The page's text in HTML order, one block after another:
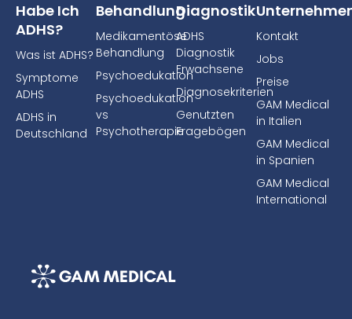
Habe Ich
ADHS?
Was ist ADHS?
Symptome
ADHS
ADHS in
Deutschland
Behandlung
Medikamentöse
Behandlung
Psychoedukation
Psychoedukation
vs
Psychotherapie
Diagnostik
ADHS
Diagnostik
Erwachsene
Diagnosekriterien
Genutzten
Fragebögen
Kontakt
Jobs
Preise
GAM Medical
in Italien
GAM Medical
in Spanien
GAM Medical
International